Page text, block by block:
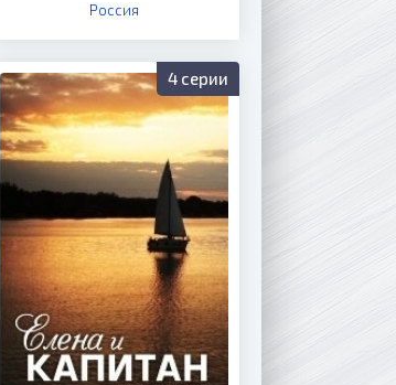
Россия
4 серии